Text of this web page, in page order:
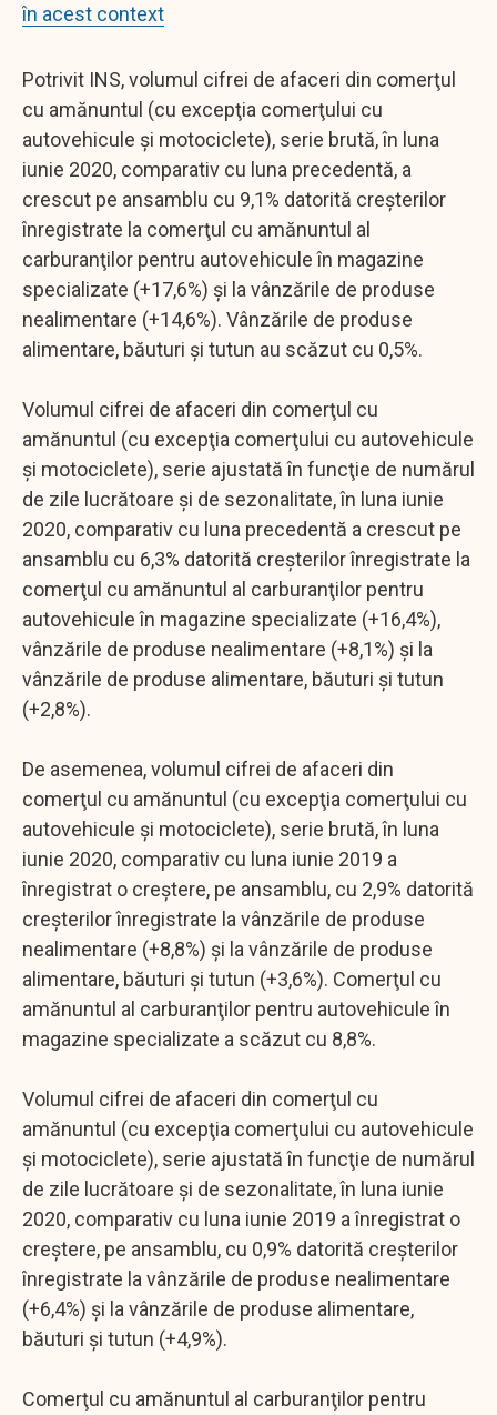
în acest context
Potrivit INS, volumul cifrei de afaceri din comerţul
cu amănuntul (cu excepţia comerţului cu
autovehicule şi motociclete), serie brută, în luna
iunie 2020, comparativ cu luna precedentă, a
crescut pe ansamblu cu 9,1% datorită creşterilor
înregistrate la comerţul cu amănuntul al
carburanţilor pentru autovehicule în magazine
specializate (+17,6%) şi la vânzările de produse
nealimentare (+14,6%). Vânzările de produse
alimentare, băuturi şi tutun au scăzut cu 0,5%.
Volumul cifrei de afaceri din comerţul cu
amănuntul (cu excepţia comerţului cu autovehicule
şi motociclete), serie ajustată în funcţie de numărul
de zile lucrătoare şi de sezonalitate, în luna iunie
2020, comparativ cu luna precedentă a crescut pe
ansamblu cu 6,3% datorită creşterilor înregistrate la
comerţul cu amănuntul al carburanţilor pentru
autovehicule în magazine specializate (+16,4%),
vânzările de produse nealimentare (+8,1%) şi la
vânzările de produse alimentare, băuturi şi tutun
(+2,8%).
De asemenea, volumul cifrei de afaceri din
comerţul cu amănuntul (cu excepţia comerţului cu
autovehicule şi motociclete), serie brută, în luna
iunie 2020, comparativ cu luna iunie 2019 a
înregistrat o creştere, pe ansamblu, cu 2,9% datorită
creşterilor înregistrate la vânzările de produse
nealimentare (+8,8%) şi la vânzările de produse
alimentare, băuturi şi tutun (+3,6%). Comerţul cu
amănuntul al carburanţilor pentru autovehicule în
magazine specializate a scăzut cu 8,8%.
Volumul cifrei de afaceri din comerţul cu
amănuntul (cu excepţia comerţului cu autovehicule
şi motociclete), serie ajustată în funcţie de numărul
de zile lucrătoare şi de sezonalitate, în luna iunie
2020, comparativ cu luna iunie 2019 a înregistrat o
creştere, pe ansamblu, cu 0,9% datorită creşterilor
înregistrate la vânzările de produse nealimentare
(+6,4%) şi la vânzările de produse alimentare,
băuturi şi tutun (+4,9%).
Comerţul cu amănuntul al carburanţilor pentru